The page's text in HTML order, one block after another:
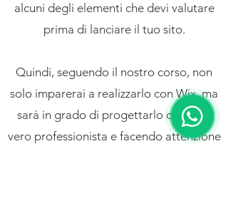
alcuni degli elementi che devi valutare
prima di lanciare il tuo sito.
Quindi, seguendo il nostro corso, non
solo imparerai a realizzarlo con Wix, ma
sarà in grado di progettarlo come un
vero professionista e facendo attenzione